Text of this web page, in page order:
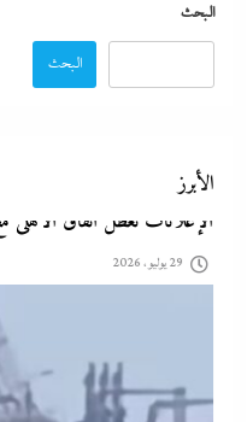
البحث
البحث
الأبرز